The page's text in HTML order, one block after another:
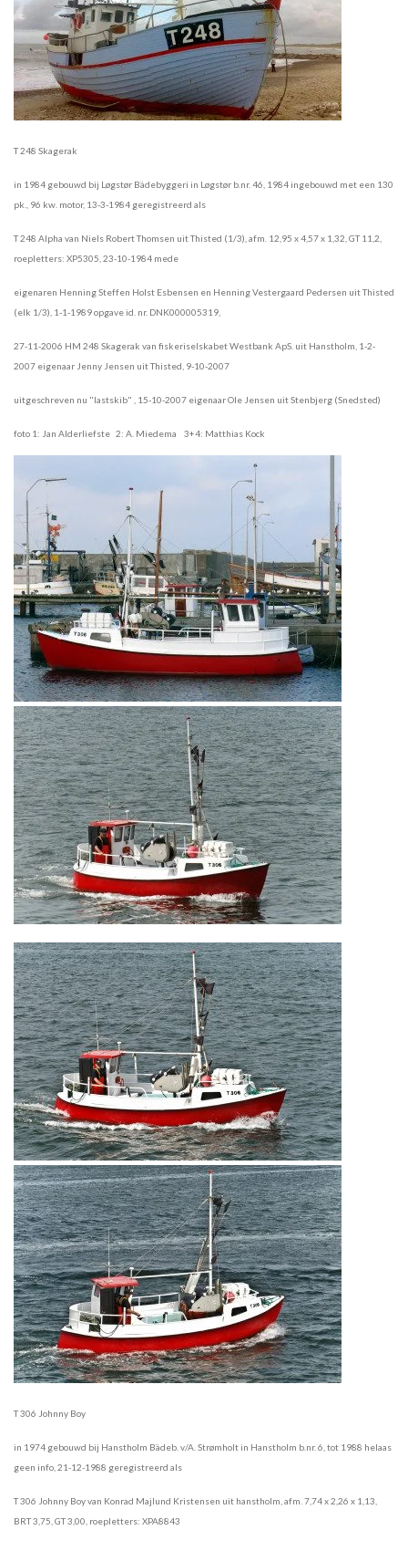
T 248 Skagerak
in 1984 gebouwd bij Løgstør Bädebyggeri in Løgstør b.nr. 46, 1984 ingebouwd met een 130
pk., 96 kw. motor, 13-3-1984 geregistreerd als
T 248 Alpha van Niels Robert Thomsen uit Thisted (1/3), afm. 12,95 x 4,57 x 1,32, GT 11,2,
roepletters: XP5305, 23-10-1984 mede
eigenaren Henning Steffen Holst Esbensen en Henning Vestergaard Pedersen uit Thisted
(elk 1/3), 1-1-1989 opgave id. nr. DNK000005319,
27-11-2006 HM 248 Skagerak van fiskeriselskabet Westbank ApS. uit Hanstholm, 1-2-
2007 eigenaar Jenny Jensen uit Thisted, 9-10-2007
uitgeschreven nu "lastskib" , 15-10-2007 eigenaar Ole Jensen uit Stenbjerg (Snedsted)
foto 1: Jan Alderliefste 2: A. Miedema 3+4: Matthias Kock
T 306 Johnny Boy
in 1974 gebouwd bij Hanstholm Bädeb. v/A. Strømholt in Hanstholm b.nr. 6, tot 1988 helaas
geen info, 21-12-1988 geregistreerd als
T 306 Johnny Boy van Konrad Majlund Kristensen uit hanstholm, afm. 7,74 x 2,26 x 1,13,
BRT 3,75, GT 3,00, roepletters: XPA8843